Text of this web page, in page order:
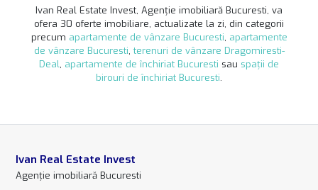
Ivan Real Estate Invest, Agenție imobiliară Bucuresti, va
ofera 30 oferte imobiliare, actualizate la zi, din categorii
precum apartamente de vânzare Bucuresti, apartamente
de vânzare Bucuresti,terenuri de vânzare Dragomiresti-
Deal, apartamente de închiriat Bucuresti sau spații de
birouri de închiriat Bucuresti.
Ivan Real Estate Invest
Agenție imobiliară Bucuresti